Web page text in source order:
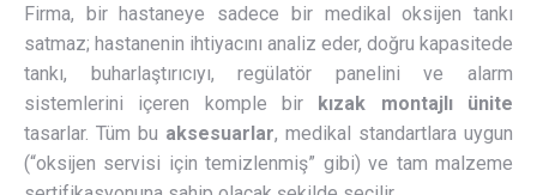
Firma, bir hastaneye sadece bir medikal oksijen tankı
satmaz; hastanenin ihtiyacını analiz eder, doğru kapasitede
tankı, buharlaştırıcıyı, regülatör panelini ve alarm
sistemlerini içeren komple bir
kızak montajlı ünite
tasarlar. Tüm bu aksesuarlar, medikal standartlara uygun
(“oksijen servisi için temizlenmiş” gibi) ve tam malzeme